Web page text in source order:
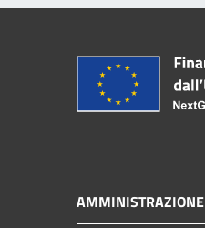
AMMINISTRAZIONE